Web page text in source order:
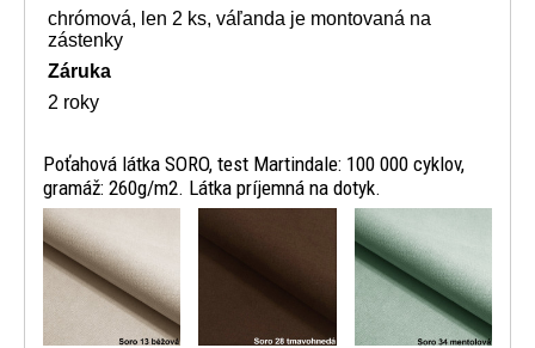
chrómová, len 2 ks, váľanda je montovaná na
zástenky
Záruka
2 roky
Poťahová látka SORO, test Martindale: 100 000 cyklov,
gramáž: 260g/m2. Látka príjemná na dotyk.